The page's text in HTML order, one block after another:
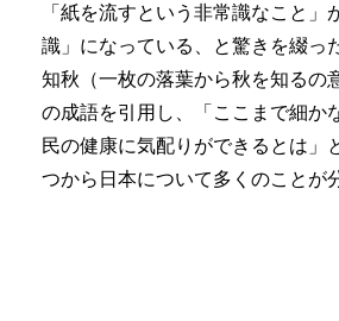
「紙を流すという非常識なこと」
識」になっている、と驚きを綴っ
知秋（一枚の落葉から秋を知るの
の成語を引用し、「ここまで細か
民の健康に気配りができるとは」
つから日本について多くのことが